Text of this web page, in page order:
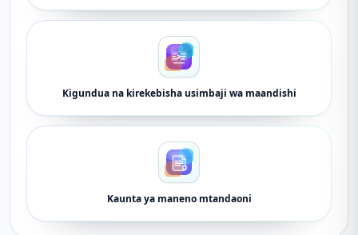
Kigundua na kirekebisha usimbaji wa maandishi
Kaunta ya maneno mtandaoni